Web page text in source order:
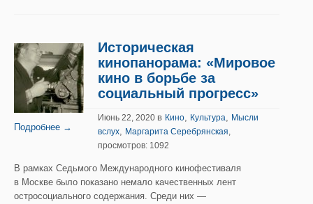
Подробнее →
Историческая
кинопанорама: «Мировое
кино в борьбе за
социальный прогресс»
Июнь 22, 2020 в Кино, Культура, Мысли
вслух, Маргарита Серебрянская,
просмотров: 1092
В рамках Седьмого Международного кинофестиваля
в Москве было показано немало качественных лент
остросоциального содержания. Среди них —